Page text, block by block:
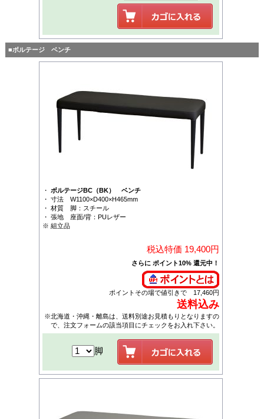
■ボルテージ ベンチ
・ ボルテージBC（BK） ベンチ
・ 寸法 W1100×D400×H465mm
・ 材質 脚：スチール
・ 張地 座面/背：PUレザー
※ 組立品
税込特価 19,400円
さらに ポイント10% 還元中！
ポイントその場で値引きで 17,460円
送料込み
※北海道・沖縄・離島は、送料別途お見積もりとなりますの
で、注文フォームの該当項目にチェックをお入れ下さい。
脚